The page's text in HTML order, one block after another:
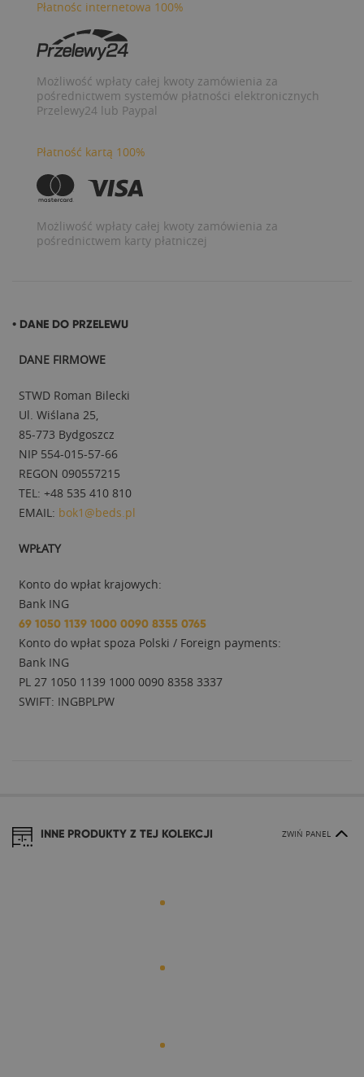
Płatnośc internetowa 100%
Możliwość wpłaty całej kwoty zamówienia za
pośrednictwem systemów płatności elektronicznych
Przelewy24 lub Paypal
Płatność kartą 100%
Możliwość wpłaty całej kwoty zamówienia za
pośrednictwem karty płatniczej
• DANE DO PRZELEWU
DANE FIRMOWE
STWD Roman Bilecki
Ul. Wiślana 25,
85-773 Bydgoszcz
NIP 554-015-57-66
REGON 090557215
TEL: +48 535 410 810
EMAIL: bok1@beds.pl
WPŁATY
Konto do wpłat krajowych:
Bank ING
69 1050 1139 1000 0090 8355 0765
Konto do wpłat spoza Polski / Foreign payments:
Bank ING
PL 27 1050 1139 1000 0090 8358 3337
SWIFT: INGBPLPW
INNE PRODUKTY Z TEJ KOLEKCJI ZWIŃ PANEL